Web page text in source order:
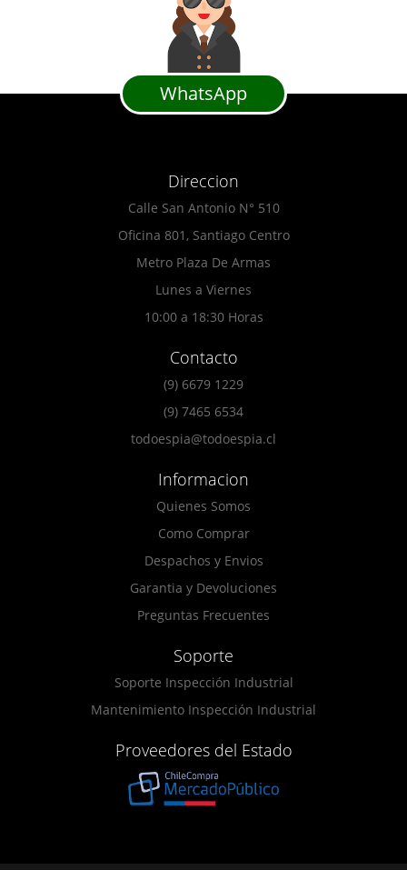
WhatsApp
Direccion
Calle San Antonio N° 510
Oficina 801, Santiago Centro
Metro Plaza De Armas
Lunes a Viernes
10:00 a 18:30 Horas
Contacto
(9) 6679 1229
(9) 7465 6534
todoespia@todoespia.cl
Informacion
Quienes Somos
Como Comprar
Despachos y Envios
Garantia y Devoluciones
Preguntas Frecuentes
Soporte
Soporte Inspección Industrial
Mantenimiento Inspección Industrial
Proveedores del Estado